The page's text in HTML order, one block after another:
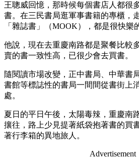
王聰威回憶，那時候每個書店人都很
書。在三民書局逛軍事書籍的專櫃，
「雜誌書」（MOOK），都是很快樂
他說，現在去重慶南路都是聚餐比較
賣的書一致性高，已很少會去買書。
隨閱讀市場改變，正中書局、中華書
書館等標誌性的書局一間間從書街上
處。
夏日的平日午後，太陽毒辣，重慶南
攘往，路上少見提著紙袋抱著書的買
著行李箱的異地旅人。
Advertisement